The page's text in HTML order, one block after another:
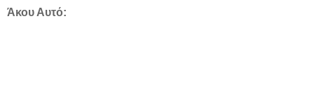
Άκου Αυτό: